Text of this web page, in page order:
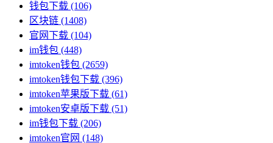
钱包下载 (106)
区块链 (1408)
官网下载 (104)
im钱包 (448)
imtoken钱包 (2659)
imtoken钱包下载 (396)
imtoken苹果版下载 (61)
imtoken安卓版下载 (51)
im钱包下载 (206)
imtoken官网 (148)